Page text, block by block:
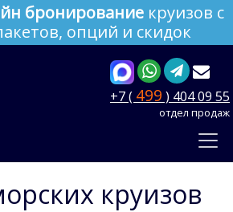
бронирование круизов с
опций и скидок
+7 ( 499 ) 404 09 55
отдел продаж
круизов